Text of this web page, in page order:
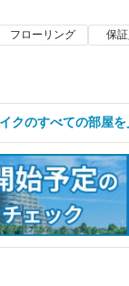
フローリング 保
クのすべての部屋を